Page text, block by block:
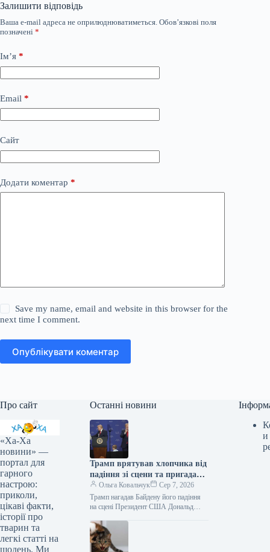
Залишити відповідь
Ваша e-mail адреса не оприлюднюватиметься. Обов’язкові поля
позначені *
Ім’я *
Email *
Сайт
Додати коментар *
Save my name, email and website in this browser for the
next time I comment.
Опублікувати коментар
Про сайт
«Ха-Ха
новини» —
портал для
гарного
настрою:
приколи,
цікаві факти,
історії про
тварин та
легкі статті на
щодень. Ми
Останні новини
Трамп врятував хлопчика від
падіння зі сцени та пригадав
Байдена (відео)
Ольга Ковальчук
Сер 7, 2026
Трамп нагадав Байдену його падіння
на сцені Президент США Дональд
сцени та обмовився про…
и